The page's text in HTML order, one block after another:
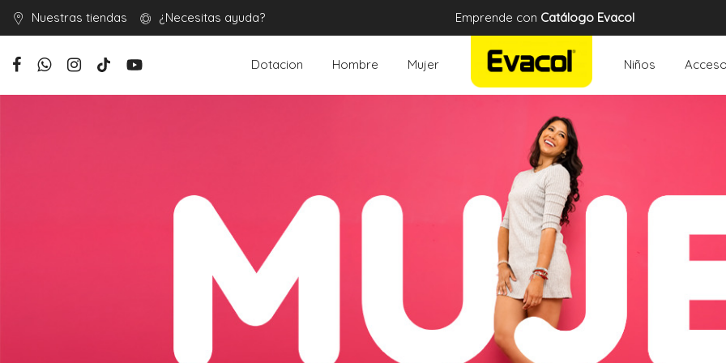
Nuestras tiendas ¿Necesitas ayuda? Emprende con Catálogo Evacol
Dotacion Hombre Mujer Niños